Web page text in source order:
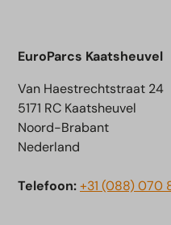
EuroParcs Kaatsheuvel
Van Haestrechtstraat 24
5171 RC Kaatsheuvel
Noord-Brabant
Nederland
Telefoon:+31 (088) 070